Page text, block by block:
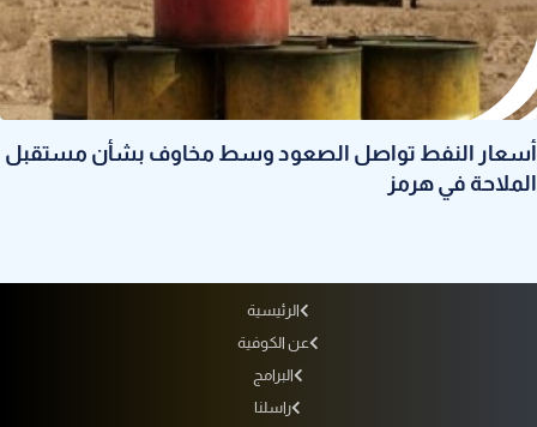
أسعار النفط تواصل الصعود وسط مخاوف بشأن مستقبل
الملاحة في هرمز
الرئيسية
عن الكوفية
البرامج
راسلنا